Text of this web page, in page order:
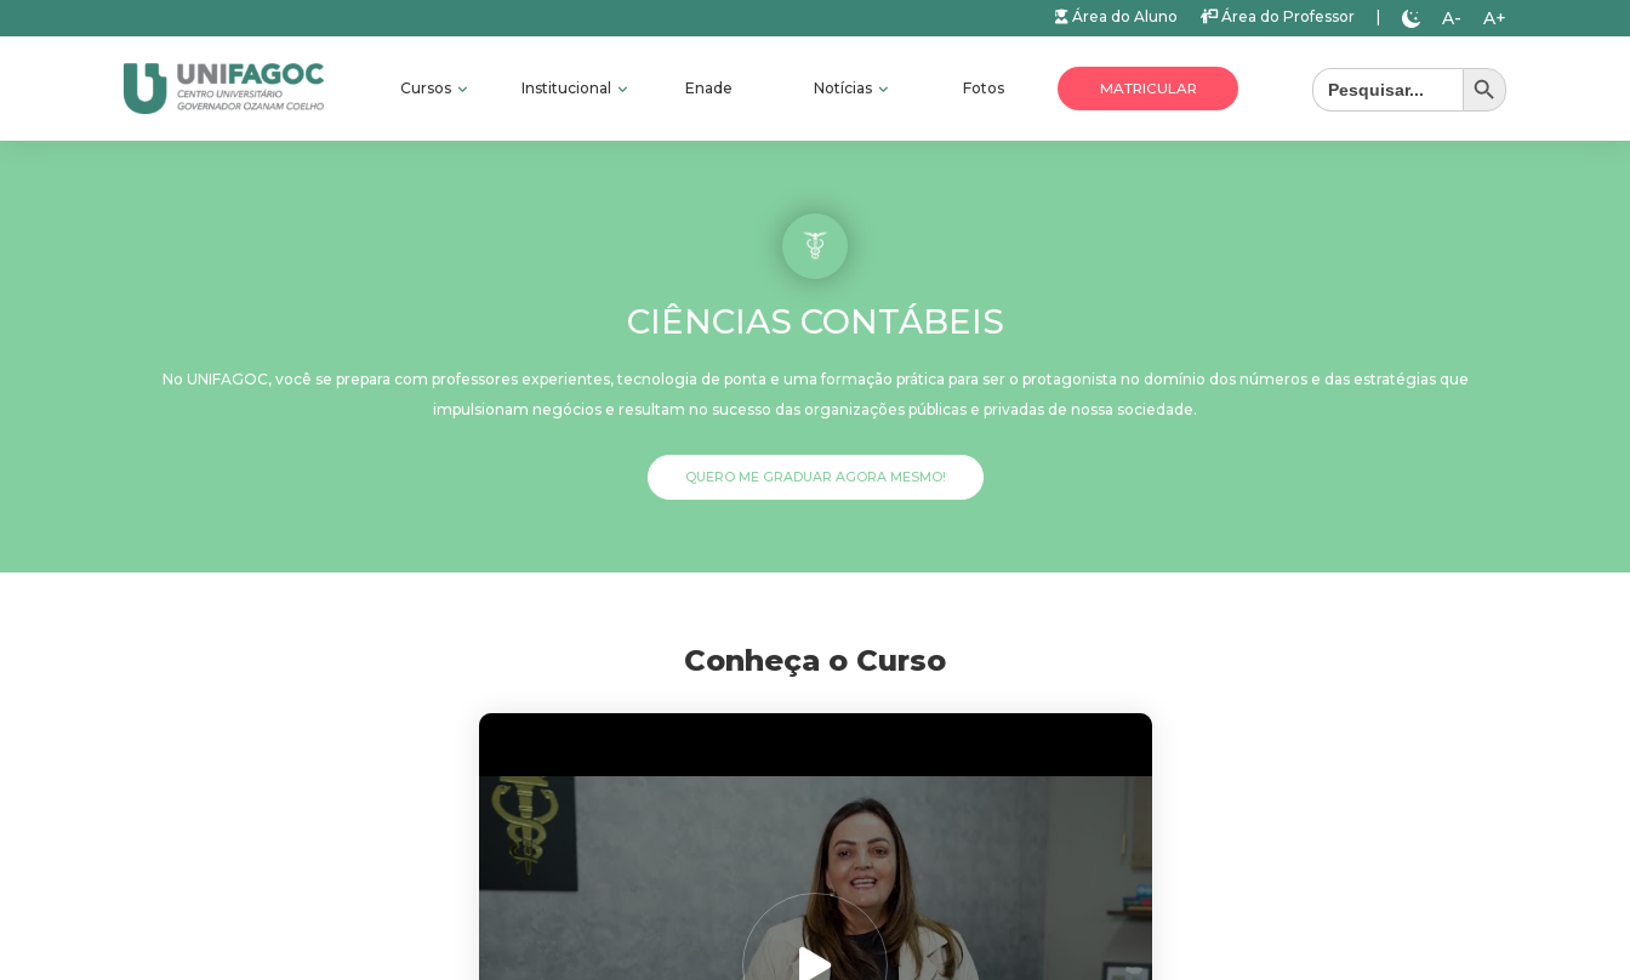
Área do Aluno Área do Professor A- A+
Cursos Institucional Enade Notícias Fotos MATRICULAR
Search
for:
Search Button
CIÊNCIAS CONTÁBEIS
No UNIFAGOC, você se prepara com professores experientes, tecnologia de ponta e uma formação prática para ser o protagonista no domínio dos números e das estratégias que
impulsionam negócios e resultam no sucesso das organizações públicas e privadas de nossa sociedade.
QUERO ME GRADUAR AGORA MESMO!
Conheça o Curso